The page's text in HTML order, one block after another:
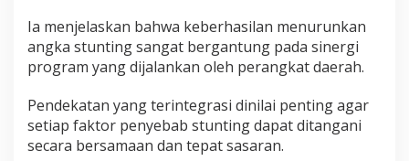
Ia menjelaskan bahwa keberhasilan menurunkan
angka stunting sangat bergantung pada sinergi
program yang dijalankan oleh perangkat daerah.
Pendekatan yang terintegrasi dinilai penting agar
setiap faktor penyebab stunting dapat ditangani
secara bersamaan dan tepat sasaran.